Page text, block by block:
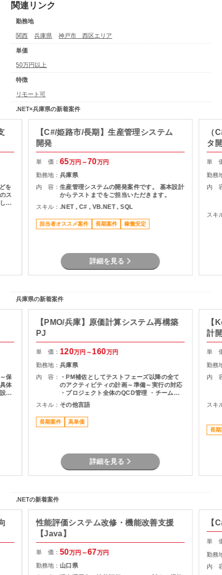
関連リンク
勤務地
関西 兵庫県 神戸市 西区エリア
単価
50万円以上
特徴
リモート可
.NET×兵庫県の新着案件
を
ス
ま
【C#/姫路市/長期】生産管理システム
開発
単 価：65万円～70万円
勤務地：兵庫県
内 容：生産管理システムの開発案件です。 基本設計
からテストまでをご担当いただきます。
スキル： .NET , C# , VB.NET , SQL
担当者オススメ案件 長期案件 稼働安定
詳細を見る
（
タ
単
勤務
内
スキ
兵庫県の新着案件
保
体
【PMO/兵庫】原価計算システム再構築
PJ
単 価： 120万円～160万円
勤務地：兵庫県
内 容：
・PM補佐としてテストフェーズ以降の全て
のアクティビティの計画～準備～実行の対応
・プロジェクト全体のQCD管理 ・チーム横
断課題の解決を率先して推進 ・クライアント
含めた各種ステークホルダーとの調整や交渉
を自立自走で対応
スキル： その他言語
長期案件 高単価
詳細を見る
【
計
単
勤務
内
スキ
長期
.NETの新着案件
性能評価システム改修・機能改善支援
【Java】
単 価：50万円～67万円
勤務地： 山口県
【
単
勤務
内